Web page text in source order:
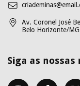
Av. Coronel José
Belo Horizonte/
Siga as nossas